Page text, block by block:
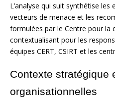
L’analyse qui suit synthétise
vecteurs de menace et les
formulées par le Centre pour la
contextualisant pour les
équipes CERT, CSIRT et les
Contexte stratégique
organisationnelles